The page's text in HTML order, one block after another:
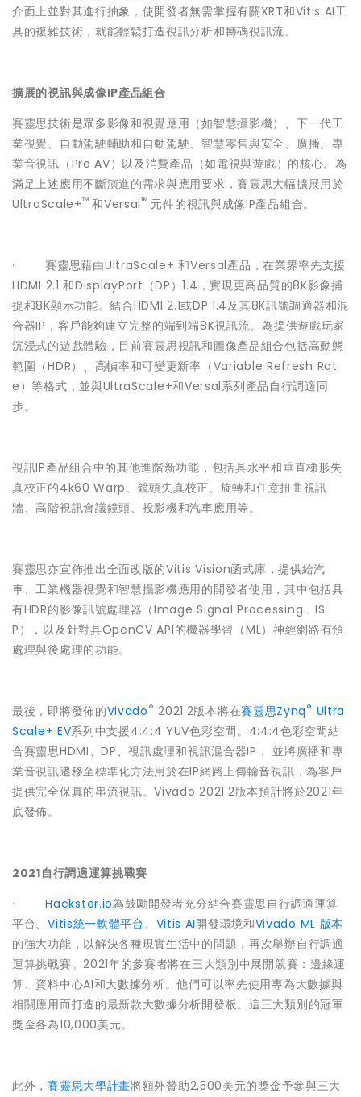
介面上並對其進行抽象，使開發者無需掌握有關XRT和Vitis AI工
具的複雜技術，就能輕鬆打造視訊分析和轉碼視訊流。
擴展的視訊與成像IP產品組合
賽靈思技術是眾多影像和視覺應用（如智慧攝影機）、下一代工
業視覺、自動駕駛輔助和自動駕駛、智慧零售與安全、廣播、專
業音視訊（Pro AV）以及消費產品（如電視與遊戲）的核心。為
滿足上述應用不斷演進的需求與應用要求，賽靈思大幅擴展用於
UltraScale+™和Versal™ 元件的視訊與成像IP產品組合。
· 賽靈思藉由UltraScale+ 和Versal產品，在業界率先支援
HDMI 2.1 和DisplayPort（DP）1.4，實現更高品質的8K影像捕
捉和8K顯示功能。結合HDMI 2.1或DP 1.4及其8K訊號調適器和混
合器IP，客戶能夠建立完整的端到端8K視訊流。為提供遊戲玩家
沉浸式的遊戲體驗，目前賽靈思視訊和圖像產品組合包括高動態
範圍（HDR）、高幀率和可變更新率（Variable Refresh Rat
e）等格式，並與UltraScale+和Versal系列產品自行調適同
步。
視訊IP產品組合中的其他進階新功能，包括具水平和垂直梯形失
真校正的4k60 Warp、鏡頭失真校正、旋轉和任意扭曲視訊
牆、高階視訊會議鏡頭、投影機和汽車應用等。
賽靈思亦宣佈推出全面改版的Vitis Vision函式庫，提供給汽
車、工業機器視覺和智慧攝影機應用的開發者使用，其中包括具
有HDR的影像訊號處理器（Image Signal Processing，IS
P），以及針對具OpenCV API的機器學習（ML）神經網路有預
處理與後處理的功能。
最後，即將發佈的Vivado ® 2021.2版本將在賽靈思Zynq ® Ultra
Scale+ EV系列中支援4:4:4 YUV色彩空間。4:4:4色彩空間結
合賽靈思HDMI、DP、視訊處理和視訊混合器IP， 並將廣播和專
業音視訊遷移至標準化方法用於在IP網路上傳輸音視訊，為客戶
提供完全保真的串流視訊。Vivado 2021.2版本預計將於2021年
底發佈。
2021自行調適運算挑戰賽
·Hackster.io為鼓勵開發者充分結合賽靈思自行調適運算
平台、Vitis統一軟體平台 、 Vitis AI開發環境和Vivado ML 版本
的強大功能，以解決各種現實生活中的問題，再次舉辦自行調適
運算挑戰賽。2021年的參賽者將在三大類別中展開競賽：邊緣運
算、資料中心AI和大數據分析。他們可以率先使用專為大數據與
相關應用而打造的最新款大數據分析開發板。這三大類別的冠軍
獎金各為10,000美元。
此外，賽靈思大學計畫將額外贊助2,500美元的獎金予參與三大